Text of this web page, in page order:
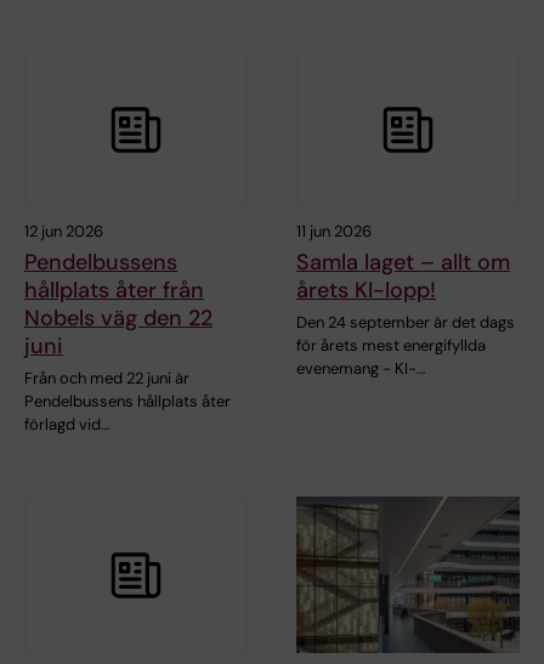
12 jun 2026
Pendelbussens
hållplats åter från
Nobels väg den 22
juni
Från och med 22 juni är
Pendelbussens hållplats åter
förlagd vid…
11 jun 2026
Samla laget – allt om
årets KI-lopp!
Den 24 september är det dags
för årets mest energifyllda
evenemang - KI-…